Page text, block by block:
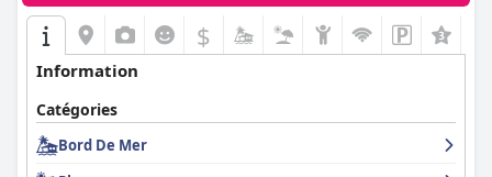
$
Information
Catégories
Bord De Mer